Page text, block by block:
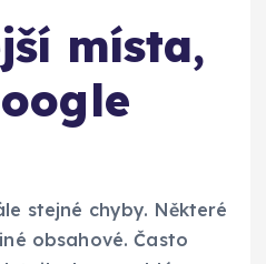
místa,
stejné chyby. Některé
obsahové. Často